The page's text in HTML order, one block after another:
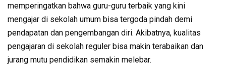
memperingatkan bahwa guru-guru terbaik yang kini
mengajar di sekolah umum bisa tergoda pindah demi
pendapatan dan pengembangan diri. Akibatnya, kualitas
pengajaran di sekolah reguler bisa makin terabaikan dan
jurang mutu pendidikan semakin melebar.